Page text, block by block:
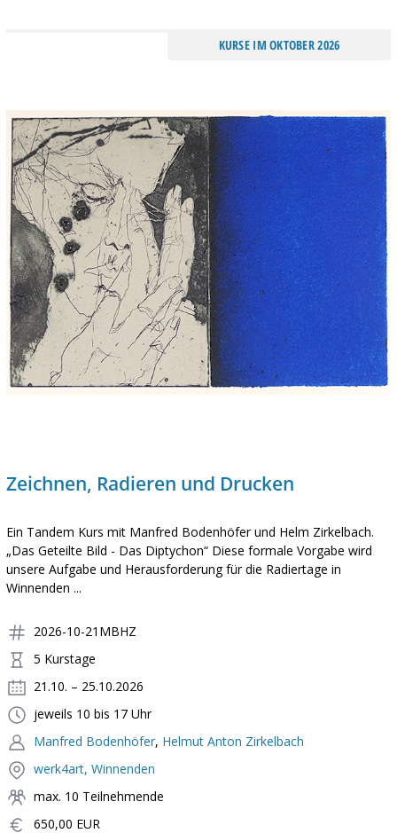
KURSE IM OKTOBER 2026
Zeichnen, Radieren und Drucken
Ein Tandem Kurs mit Manfred Bodenhöfer und Helm Zirkelbach.
„Das Geteilte Bild - Das Diptychon“ Diese formale Vorgabe wird
unsere Aufgabe und Herausforderung für die Radiertage in
Winnenden ...
2026-10-21MBHZ
5 Kurstage
21.10. – 25.10.2026
jeweils 10 bis 17 Uhr
Manfred Bodenhöfer, Helmut Anton Zirkelbach
werk4art, Winnenden
max. 10 Teilnehmende
650,00 EUR